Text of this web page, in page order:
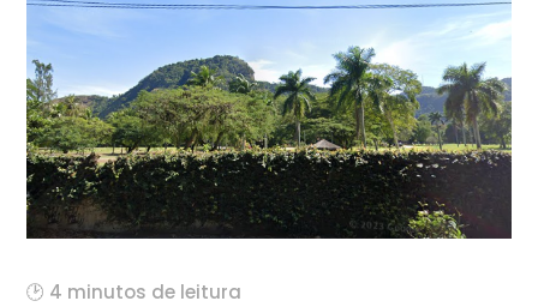
🕑 4 minutos de leitura